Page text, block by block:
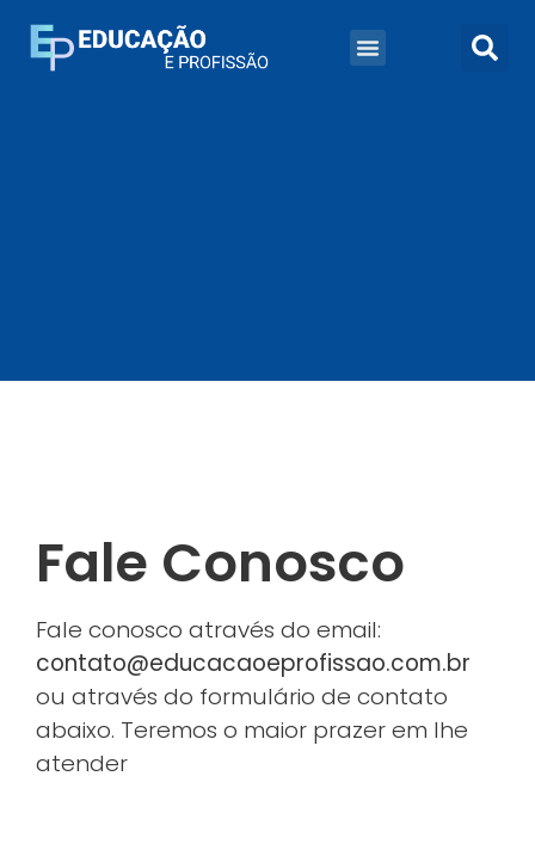
Fale Conosco
Fale conosco através do email:
contato@educacaoeprofissao.com.br
ou através do formulário de contato
abaixo. Teremos o maior prazer em lhe
atender